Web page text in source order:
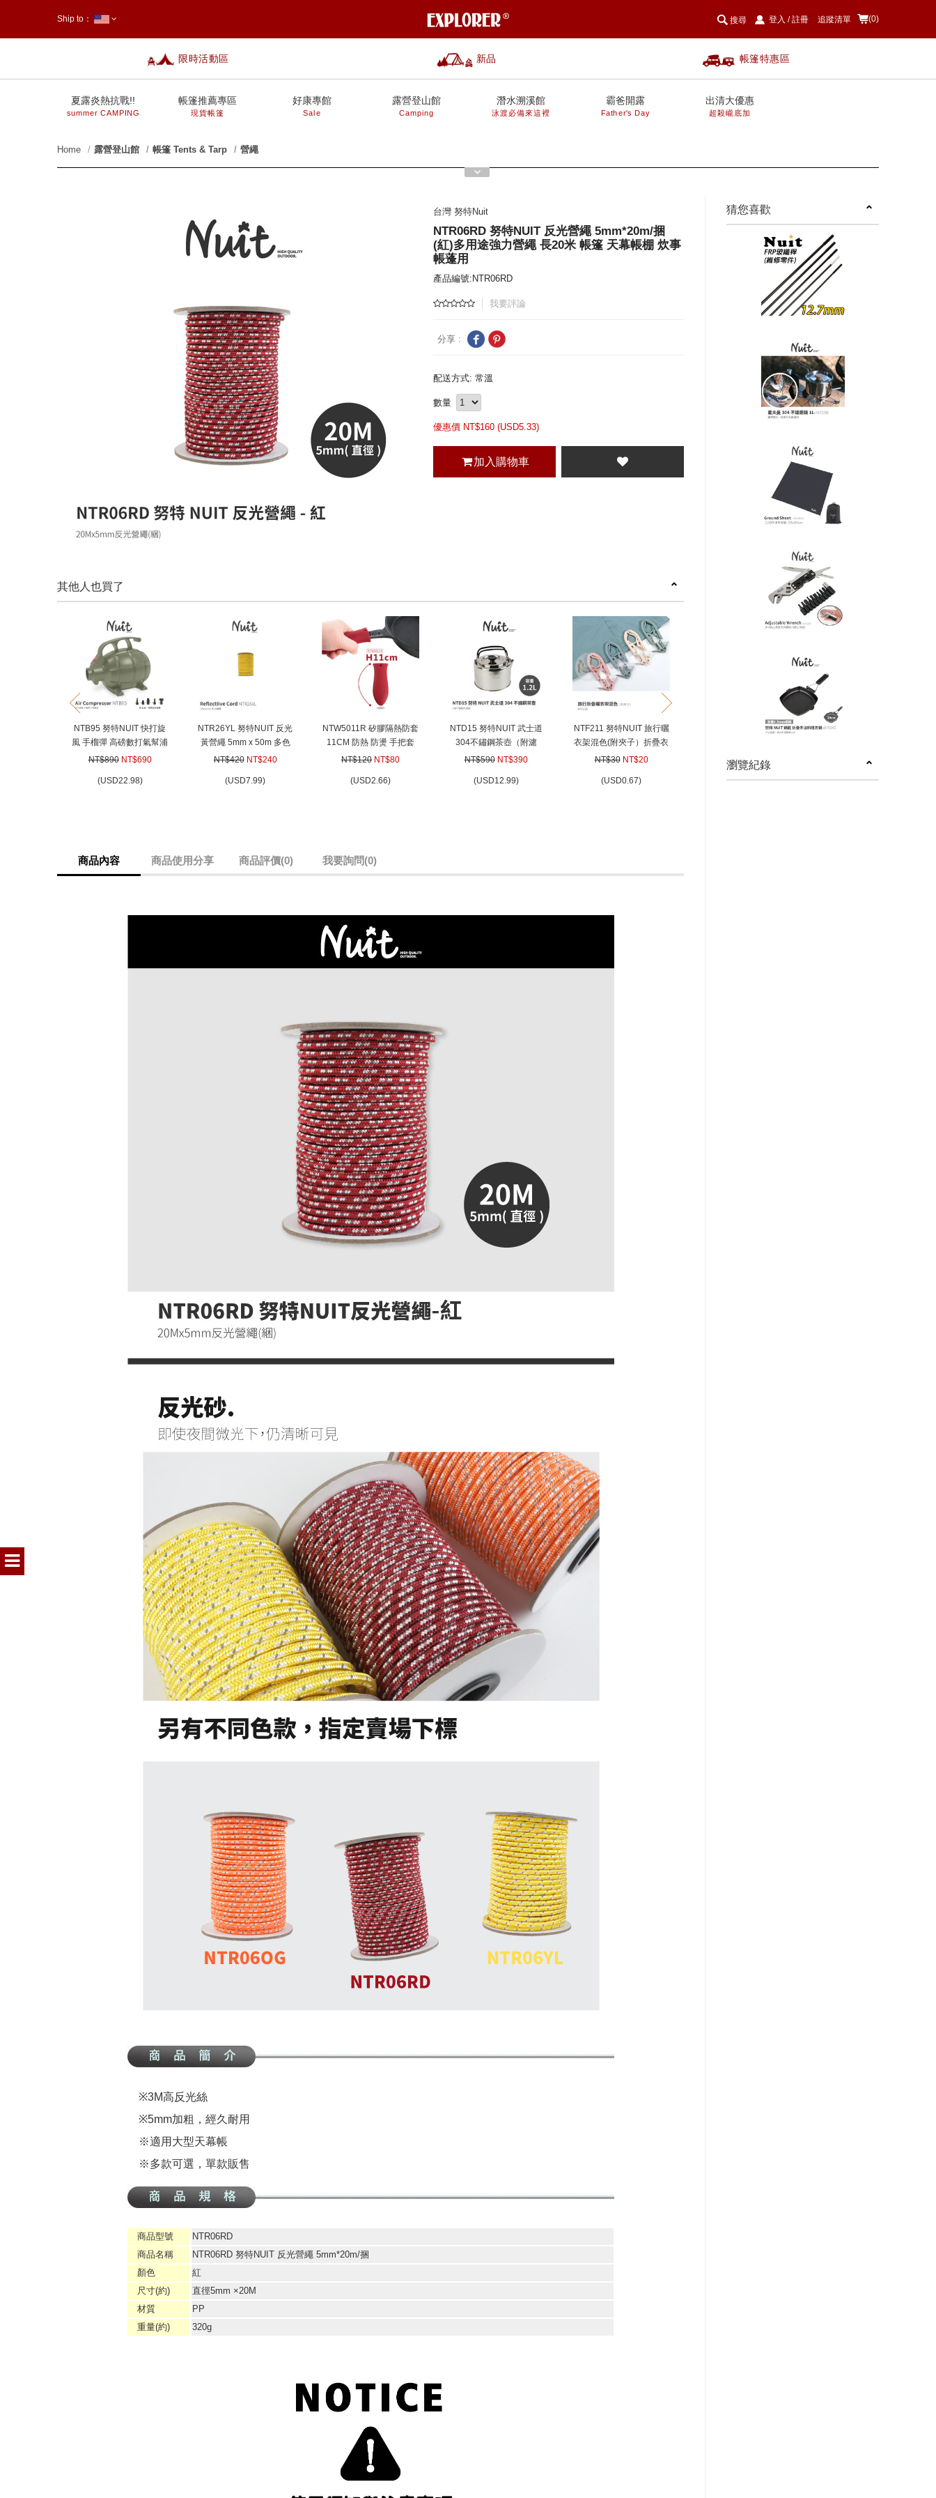
(0)
登入 / 註冊 追蹤清單
限時活動區 新品 帳篷特惠區
Ship to： 搜尋
夏露炎熱抗戰!!
summer CAMPING
帳篷推薦專區
現貨帳篷
好康專館
Sale
露營登山館
Camping
潛水溯溪館
泳渡必備來這裡
霸爸開露
Father's Day
出清大優惠
超殺巄底加
Home 露營登山館 帳篷 Tents & Tarp 營繩
prev
台灣 努特Nuit
NTR06RD 努特NUIT 反光營繩 5mm*20m/捆
(紅)多用途強力營繩 長20米 帳篷 天幕帳棚 炊事
帳蓬用
產品編號:NTR06RD
我要評論
分享 :
配送方式: 常溫
數量
優惠價 NT$160 (USD5.33)
加入購物車
其他人也買了
NTB95 努特NUIT 快打旋
風 手榴彈 高磅數打氣幫浦
電動幫浦 適用歡樂時光 露
NT$890 NT$690
(USD22.98)
NTR26YL 努特NUIT 反光
黃營繩 5mm x 50m 多色
多用途強力營繩 長50米 帳
NT$420 NT$240
(USD7.99)
NTW5011R 矽膠隔熱防套
11CM 防熱 防燙 手把套
手柄套 鍋把套
NT$120 NT$80
(USD2.66)
NTD15 努特NUIT 武士道
304不鏽鋼茶壺（附濾
網）1.2L 泡茶壺 沖茶器
NT$590 NT$390
(USD12.99)
NTF211 努特NUIT 旅行曬
衣架混色(附夾子）折疊衣
架 便攜旅遊衣掛旅行神器
疊衣架
NT$30 NT$20
(USD0.67)
prev next
商品內容 商品使用分享 商品評價(0) 我要詢問(0)
※3M高反光絲
※5mm加粗，經久耐用
※適用大型天幕帳
※多款可選，單款販售
商品型號
NTR06RD
商品名稱
NTR06RD 努特NUIT 反光營繩 5mm*20m/捆
顏色
紅
尺寸(約)
直徑5mm ×20M
材質
PP
重量(約)
320g
猜您喜歡
瀏覽紀錄